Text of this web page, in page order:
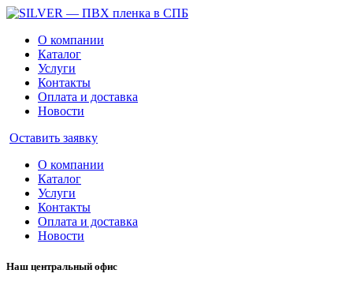
О компании
Каталог
Услуги
Контакты
Оплата и доставка
Новости
Оставить заявку
О компании
Каталог
Услуги
Контакты
Оплата и доставка
Новости
Наш центральный офис